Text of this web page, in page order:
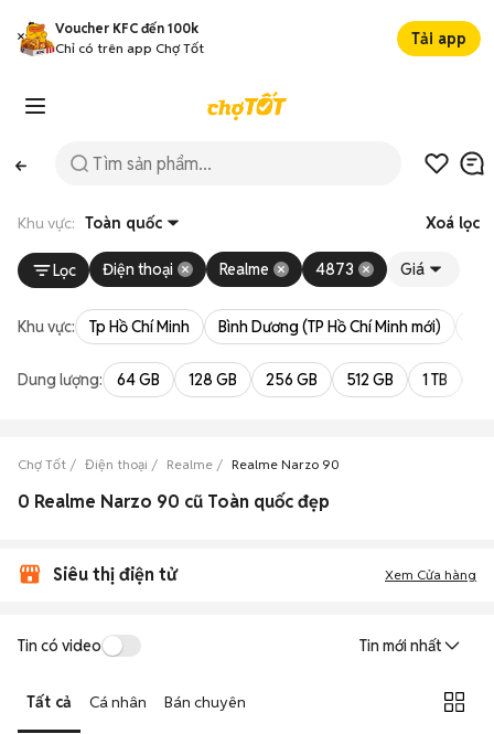
Voucher KFC đến 100k
Chỉ có trên app Chợ Tốt
Tải app
Khu vực: Toàn quốc Xoá lọc
Lọc Điện thoại Realme 4873 Giá
Khu vực: Tp Hồ Chí Minh Bình Dương (TP Hồ Chí Minh mới)
Dung lượng: 64 GB 128 GB 256 GB 512 GB 1 TB
Chợ Tốt Điện thoại Realme Realme Narzo 90
0 Realme Narzo 90 cũ Toàn quốc đẹp
Siêu thị điện tử Xem Cửa hàng
Tin có video Tin mới nhất
Tất cả Cá nhân Bán chuyên